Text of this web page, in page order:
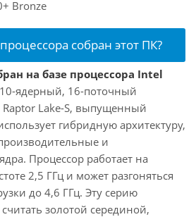
Bronze
собран этот ПК?
на базе процессора Intel
10-ядерный, 16-поточный
Raptor Lake-S, выпущенный
гибридную архитектуру,
и
Процессор работает на
2,5 ГГц и может разгоняться
до 4,6 ГГц. Эту серию
золотой серединой,